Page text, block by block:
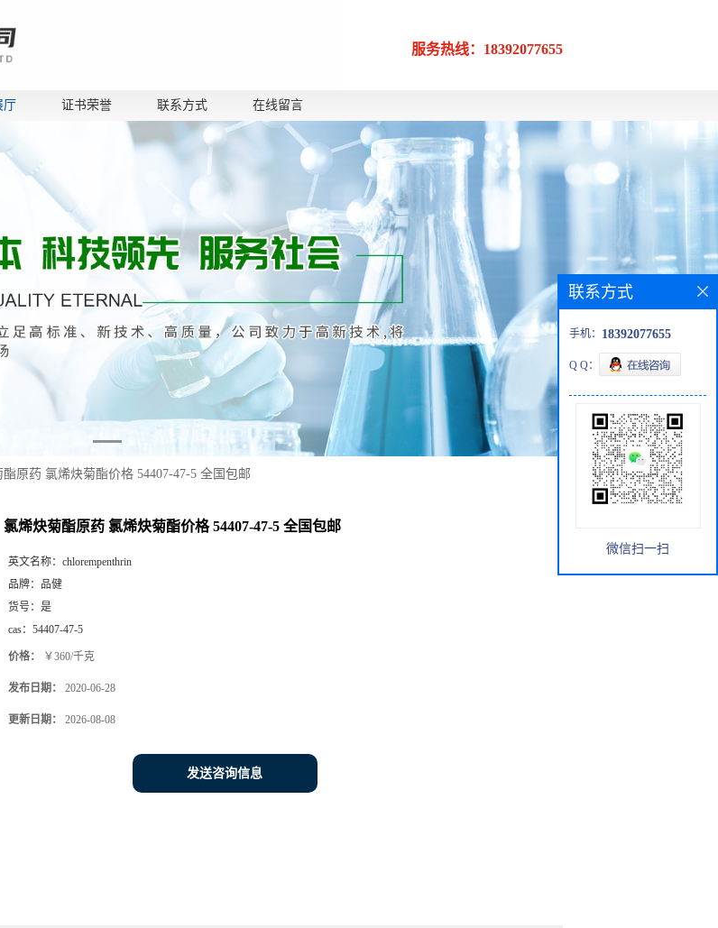
服务热线：18392077655
厅 证书荣誉 联系方式 在线留言
原药 氯烯炔菊酯价格 54407-47-5 全国包邮
氯烯炔菊酯原药 氯烯炔菊酯价格 54407-47-5 全国包邮
英文名称： chlorempenthrin
品牌： 品健
货号： 是
cas： 54407-47-5
价格： ￥360/千克
发布日期： 2020-06-28
更新日期： 2026-08-08
发送咨询信息
联系方式
手机： 18392077655
Q Q：
微信扫一扫